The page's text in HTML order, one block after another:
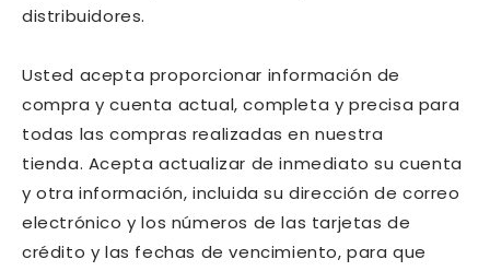
distribuidores.
Usted acepta proporcionar información de
compra y cuenta actual, completa y precisa para
todas las compras realizadas en nuestra
tienda. Acepta actualizar de inmediato su cuenta
y otra información, incluida su dirección de correo
electrónico y los números de las tarjetas de
crédito y las fechas de vencimiento, para que